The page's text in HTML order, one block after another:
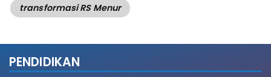
transformasi RS Menur
PENDIDIKAN